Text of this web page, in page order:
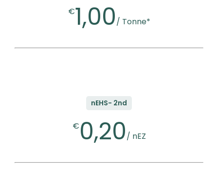
€1,00/ Tonne*
nEHS- 2nd
€0,20/ nEZ